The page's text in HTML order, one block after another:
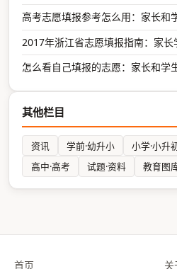
高考志愿填报参考怎么用：家长和
2017年浙江省志愿填报指南：家长
怎么看自己填报的志愿：家长和学
其他栏目
资讯 学前·幼升小 小学·小升
高中·高考
试题·资料 教育图
首页 关